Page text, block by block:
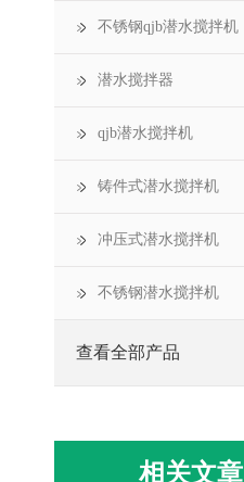
不锈钢qjb潜水搅拌机
潜水搅拌器
qjb潜水搅拌机
铸件式潜水搅拌机
冲压式潜水搅拌机
不锈钢潜水搅拌机
查看全部产品
相关文章